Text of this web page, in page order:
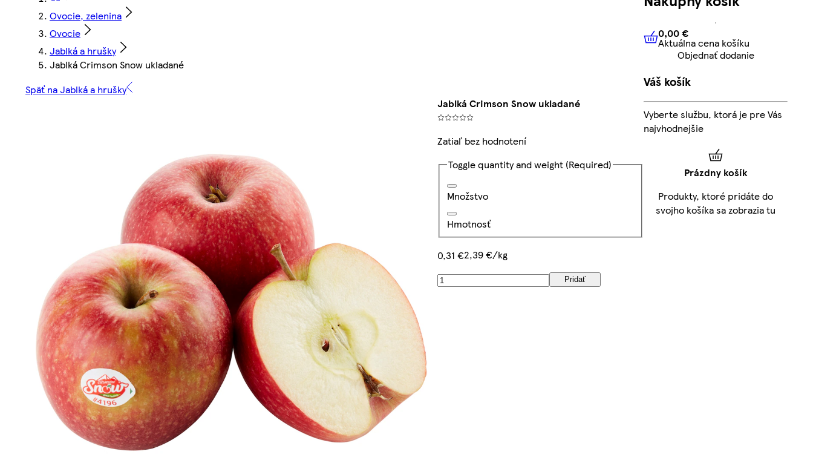
Ovocie, zelenina
Ovocie
Jablká a hrušky
Jablká Crimson Snow ukladané
Späť na Jablká a hrušky
Jablká Crimson Snow ukladané
Zatiaľ bez hodnotení
Toggle quantity and weight(Required)
Množstvo
Hmotnosť
0,31 €2,39 €/kg
Pridať
0,00 € Aktuálna cena košíku
0,00 €
Aktuálna cena košíku
Objednať dodanie
Váš košík
Vyberte službu, ktorá je pre Vás
najvhodnejšie
Prázdny košík
Produkty, ktoré pridáte do
svojho košíka sa zobrazia tu